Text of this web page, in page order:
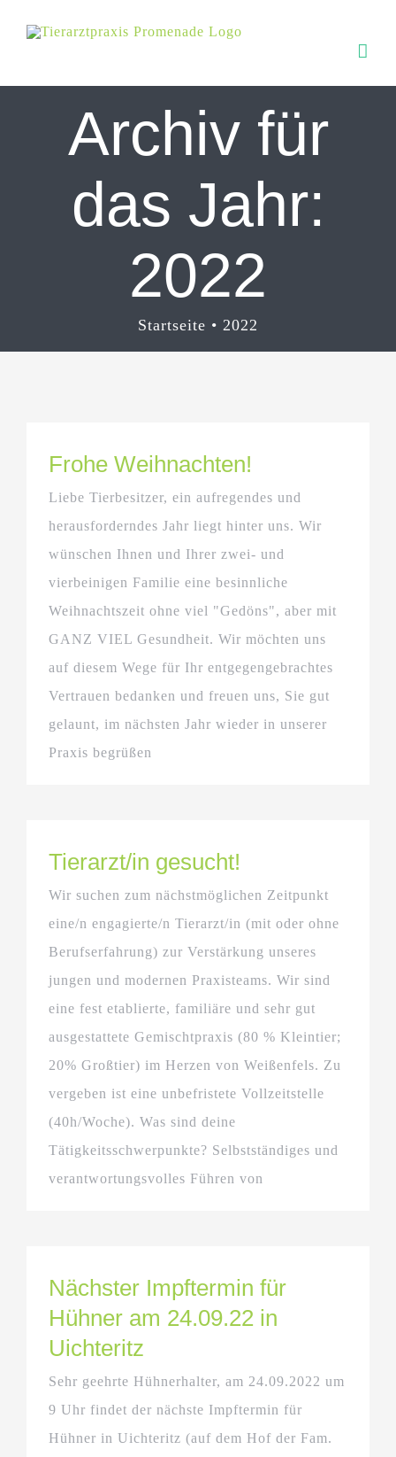
Inhalt
Archiv für
das Jahr:
2022
Startseite 2022
Frohe Weihnachten!
Liebe Tierbesitzer, ein aufregendes und
herausforderndes Jahr liegt hinter uns. Wir
wünschen Ihnen und Ihrer zwei- und
vierbeinigen Familie eine besinnliche
Weihnachtszeit ohne viel "Gedöns", aber mit
GANZ VIEL Gesundheit. Wir möchten uns
auf diesem Wege für Ihr entgegengebrachtes
Vertrauen bedanken und freuen uns, Sie gut
gelaunt, im nächsten Jahr wieder in unserer
Praxis begrüßen
Tierarzt/in gesucht!
Wir suchen zum nächstmöglichen Zeitpunkt
eine/n engagierte/n Tierarzt/in (mit oder ohne
Berufserfahrung) zur Verstärkung unseres
jungen und modernen Praxisteams. Wir sind
eine fest etablierte, familiäre und sehr gut
ausgestattete Gemischtpraxis (80 % Kleintier;
20% Großtier) im Herzen von Weißenfels. Zu
vergeben ist eine unbefristete Vollzeitstelle
(40h/Woche). Was sind deine
Tätigkeitsschwerpunkte? Selbstständiges und
verantwortungsvolles Führen von
Nächster Impftermin für
Hühner am 24.09.22 in
Uichteritz
Sehr geehrte Hühnerhalter, am 24.09.2022 um
9 Uhr findet der nächste Impftermin für
Hühner in Uichteritz (auf dem Hof der Fam.